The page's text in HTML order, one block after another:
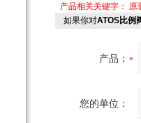
产品相关关键字： 原
如果你对​ATOS比例
产品：
您的单位：